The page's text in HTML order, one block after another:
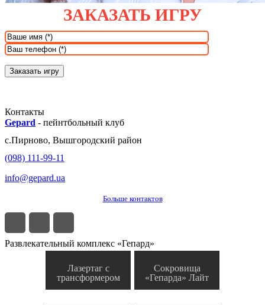
ЗАКАЗАТЬ ИГРУ
Контакты
Gepard - пейнтбольный клуб
с.Пирново, Вышгородский район
(098) 111-99-11
info@gepard.ua
Больше контактов
Развлекательный комплекс «Гепард»
Лазертаг с
трансформером
Сокровища
«Гепарда» Лайт